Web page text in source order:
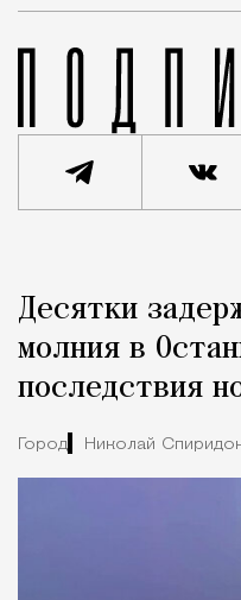
Город
Десятки
молния в
последствия
Город Николай